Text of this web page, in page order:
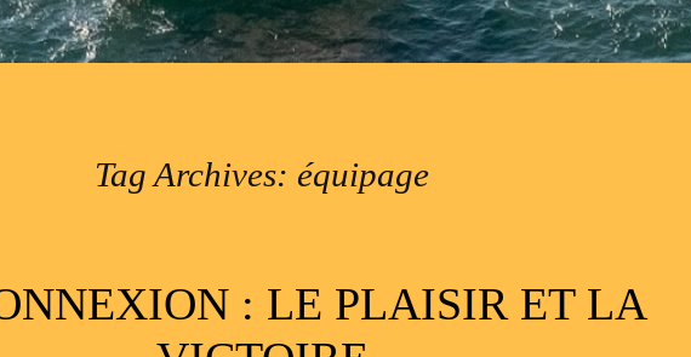
Tag Archives: équipage
: LE PLAISIR ET LA